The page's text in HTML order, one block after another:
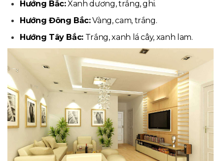
Hướng Bắc:Xanh dương, trắng, ghi.
Hướng Đông Bắc:Vàng, cam, trắng.
Hướng Tây Bắc: Trắng, xanh lá cây, xanh lam.